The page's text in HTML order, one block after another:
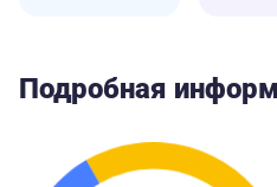
Подробная